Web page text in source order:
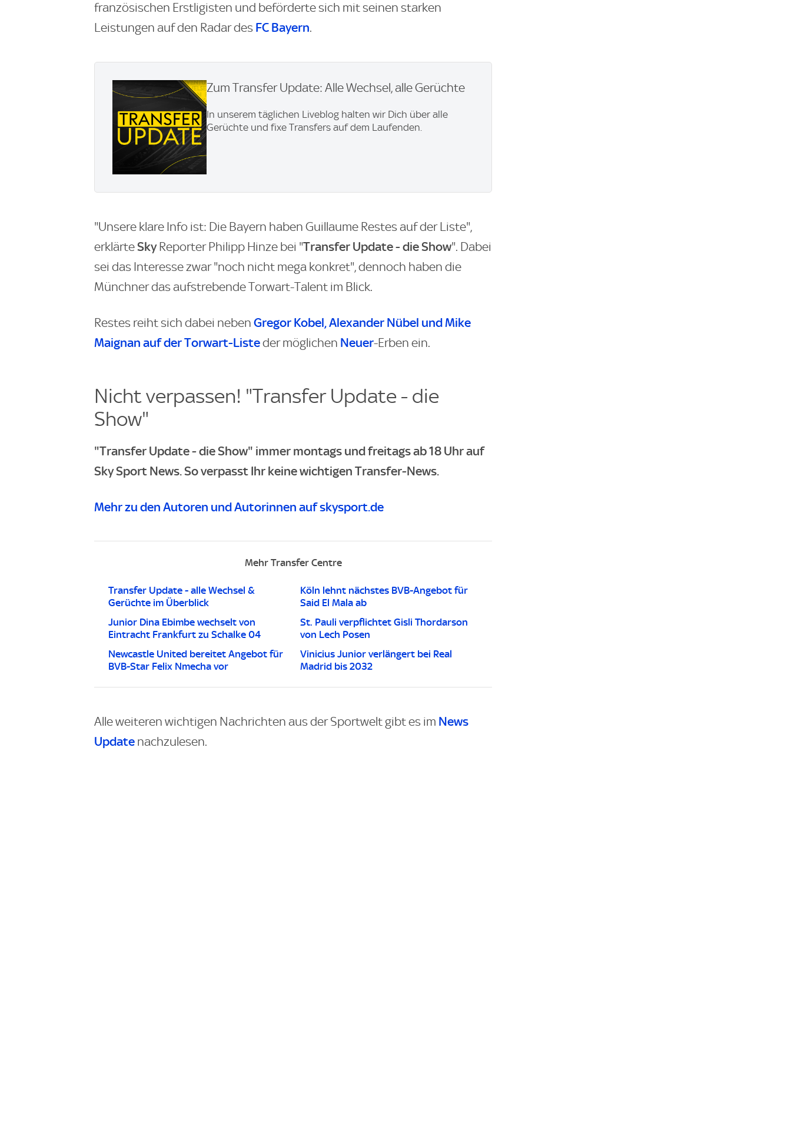
französischen Erstligisten und beförderte sich mit seinen starken
Leistungen auf den Radar des FC Bayern.
Zum Transfer Update: Alle Wechsel, alle Gerüchte
In unserem täglichen Liveblog halten wir Dich über alle
Gerüchte und fixe Transfers auf dem Laufenden.
"Unsere klare Info ist: Die Bayern haben Guillaume Restes auf der Liste",
erklärteSkyReporter Philipp Hinze bei "Transfer Update - die Show". Dabei
sei das Interesse zwar "noch nicht mega konkret", dennoch haben die
Münchner das aufstrebende Torwart-Talent im Blick.
Restes reiht sich dabei neben Gregor Kobel, Alexander Nübel und Mike
Maignan auf der Torwart-Listeder möglichen Neuer-Erben ein.
Nicht verpassen! "Transfer Update - die
Show"
"Transfer Update - die Show" immer montags und freitags ab 18 Uhr auf
Sky Sport News. So verpasst Ihr keine wichtigen Transfer-News.
Mehr zu den Autoren und Autorinnen auf skysport.de
Mehr Transfer Centre
Transfer Update - alle Wechsel &
Gerüchte im Überblick
Köln lehnt nächstes BVB-Angebot für
Said El Mala ab
Junior Dina Ebimbe wechselt von
Eintracht Frankfurt zu Schalke 04
St. Pauli verpflichtet Gisli Thordarson
von Lech Posen
Newcastle United bereitet Angebot für
BVB-Star Felix Nmecha vor
Vinicius Junior verlängert bei Real
Madrid bis 2032
Alle weiteren wichtigen Nachrichten aus der Sportwelt gibt es im News
Update nachzulesen.